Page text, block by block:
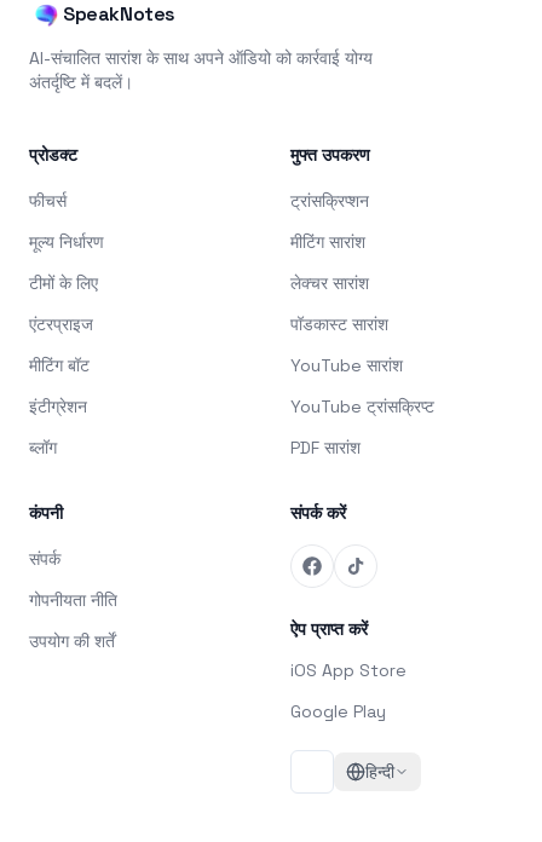
SpeakNotes
AI-संचालित सारांश के साथ अपने ऑडियो को कार्रवाई योग्य
अंतर्दृष्टि में बदलें।
प्रोडक्ट
फीचर्स
मूल्य निर्धारण
टीमों के लिए
एंटरप्राइज
मीटिंग बॉट
इंटीग्रेशन
ब्लॉग
मुफ्त उपकरण
ट्रांसक्रिप्शन
मीटिंग सारांश
लेक्चर सारांश
पॉडकास्ट सारांश
YouTube सारांश
YouTube ट्रांसक्रिप्ट
PDF सारांश
कंपनी
संपर्क
गोपनीयता नीति
उपयोग की शर्तें
संपर्क करें
ऐप प्राप्त करें
iOS App Store
Google Play
हिन्दी